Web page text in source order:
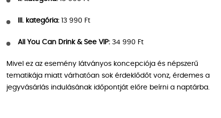
III. kategória: 13 990 Ft
All You Can Drink & See VIP: 34 990 Ft
Mivel ez az esemény látványos koncepciója és népszerű
tematikája miatt várhatóan sok érdeklődőt vonz, érdemes a
jegyvásárlás indulásának időpontját előre beírni a naptárba.